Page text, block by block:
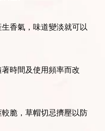
香氣，味道變淡就可以
時間及使用頻率而改
脆，草帽切忌擠壓以防